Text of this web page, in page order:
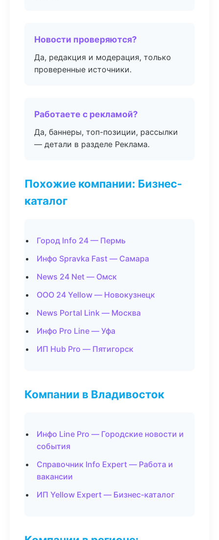
Новости проверяются?
Да, редакция и модерация, только
проверенные источники.
Работаете с рекламой?
Да, баннеры, топ-позиции, рассылки
— детали в разделе Реклама.
Похожие компании: Бизнес-
каталог
Город Info 24 — Пермь
Инфо Spravka Fast — Самара
News 24 Net — Омск
ООО 24 Yellow — Новокузнецк
News Portal Link — Москва
Инфо Pro Line — Уфа
ИП Hub Pro — Пятигорск
Компании в Владивосток
Инфо Line Pro — Городские новости и
события
Справочник Info Expert — Работа и
вакансии
ИП Yellow Expert — Бизнес-каталог